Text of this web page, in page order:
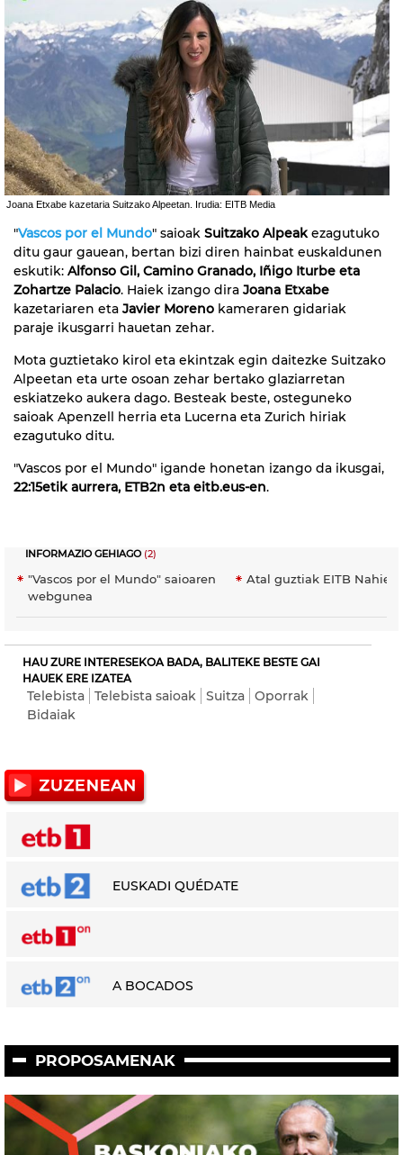
Joana Etxabe kazetaria Suitzako Alpeetan. Irudia: EITB Media
"Vascos por el Mundo" saioak Suitzako Alpeakezagutuko
ditu gaur gauean, bertan bizi diren hainbat euskaldunen
eskutik: Alfonso Gil, Camino Granado, Iñigo Iturbe eta
Zohartze Palacio. Haiek izango dira Joana Etxabe
kazetariaren eta Javier Moreno kameraren gidariak
paraje ikusgarri hauetan zehar.
Mota guztietako kirol eta ekintzak egin daitezke Suitzako
Alpeetan eta urte osoan zehar bertako glaziarretan
eskiatzeko aukera dago. Besteak beste, osteguneko
saioak Apenzell herria eta Lucerna eta Zurich hiriak
ezagutuko ditu.
"Vascos por el Mundo" igande honetan izango da ikusgai,
22:15etik aurrera, ETB2n eta eitb.eus-en.
INFORMAZIO GEHIAGO(2)
"Vascos por el Mundo" saioaren
webgunea
Atal guztiak EITB
HAU ZURE INTERESEKOA BADA, BALITEKE BESTE GAI
HAUEK ERE IZATEA
Telebista Telebista saioak Suitza
Oporrak
Bidaiak
EUSKADI QUÉDATE
A BOCADOS
PROPOSAMENAK